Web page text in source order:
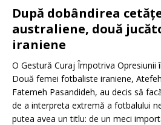
După dobândirea
australiene, două
iraniene
O Gestură Curaj Împotriva Opresiunii
Două femei fotbaliste iraniene,
Fatemeh Pasandideh, au decis să
de a interpreta extremă a fotbalului
putea avea un titlu: de un meci